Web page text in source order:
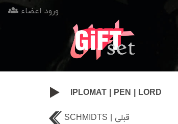
ورود اعضاء
IPLOMAT PEN LORD
SCHMIDTS | قبلی